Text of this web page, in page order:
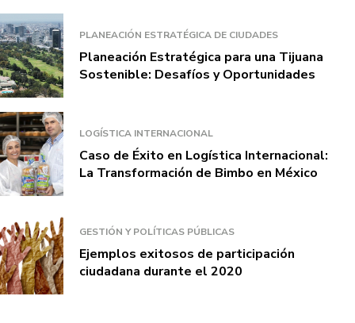
PLANEACIÓN ESTRATÉGICA DE CIUDADES
Planeación Estratégica para una Tijuana
Sostenible: Desafíos y Oportunidades
LOGÍSTICA INTERNACIONAL
Caso de Éxito en Logística Internacional:
La Transformación de Bimbo en México
GESTIÓN Y POLÍTICAS PÚBLICAS
Ejemplos exitosos de participación
ciudadana durante el 2020